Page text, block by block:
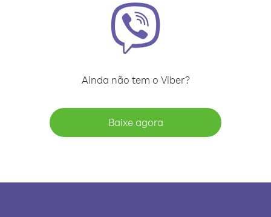
Ainda não tem o Viber?
Baixe agora